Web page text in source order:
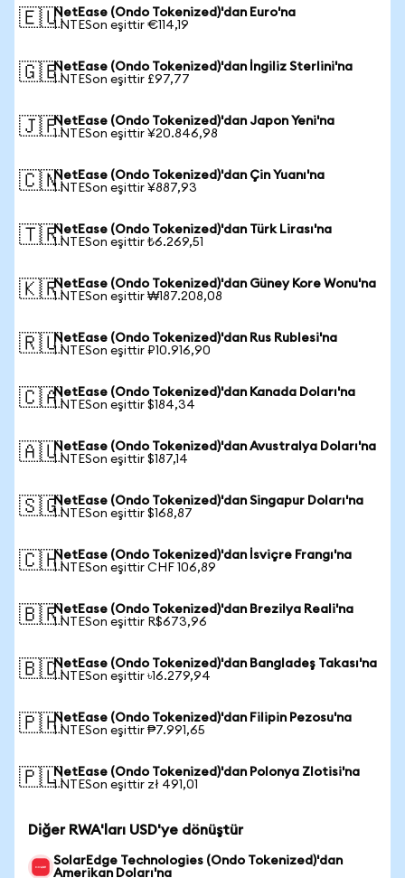
🇪🇺NetEase (Ondo Tokenized)'dan Euro'na
1 NTESon eşittir €114,19
🇬🇧NetEase (Ondo Tokenized)'dan İngiliz Sterlini'na
1 NTESon eşittir £97,77
🇯🇵NetEase (Ondo Tokenized)'dan Japon Yeni'na
1 NTESon eşittir ¥20.846,98
🇨🇳NetEase (Ondo Tokenized)'dan Çin Yuanı'na
1 NTESon eşittir ¥887,93
🇹🇷NetEase (Ondo Tokenized)'dan Türk Lirası'na
1 NTESon eşittir ₺6.269,51
🇰🇷NetEase (Ondo Tokenized)'dan Güney Kore Wonu'na
1 NTESon eşittir ₩187.208,08
🇷🇺NetEase (Ondo Tokenized)'dan Rus Rublesi'na
1 NTESon eşittir ₽10.916,90
🇨🇦NetEase (Ondo Tokenized)'dan Kanada Doları'na
1 NTESon eşittir $184,34
🇦🇺NetEase (Ondo Tokenized)'dan Avustralya Doları'na
1 NTESon eşittir $187,14
🇸🇬NetEase (Ondo Tokenized)'dan Singapur Doları'na
1 NTESon eşittir $168,87
🇨🇭NetEase (Ondo Tokenized)'dan İsviçre Frangı'na
1 NTESon eşittir CHF 106,89
🇧🇷NetEase (Ondo Tokenized)'dan Brezilya Reali'na
1 NTESon eşittir R$673,96
🇧🇩NetEase (Ondo Tokenized)'dan Bangladeş Takası'na
1 NTESon eşittir ৳16.279,94
🇵🇭NetEase (Ondo Tokenized)'dan Filipin Pezosu'na
1 NTESon eşittir ₱7.991,65
🇵🇱NetEase (Ondo Tokenized)'dan Polonya Zlotisi'na
1 NTESon eşittir zł 491,01
Diğer RWA'ları USD'ye dönüştür
SolarEdge Technologies (Ondo Tokenized)'dan
Amerikan Doları'na